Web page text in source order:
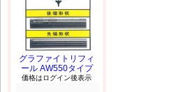
グラファイトリフィ
ール AW550タイプ
価格はログイン後表示